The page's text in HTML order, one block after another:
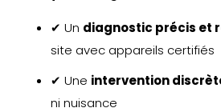
✔ Un diagnostic précis et
site avec appareils certifiés
✔ Une intervention
ni nuisance